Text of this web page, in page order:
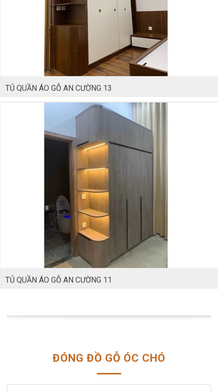
TỦ QUẦN ÁO GỖ AN CƯỜNG 13
TỦ QUẦN ÁO GỖ AN CƯỜNG 11
ĐÓNG ĐỒ GỖ ÓC CHÓ